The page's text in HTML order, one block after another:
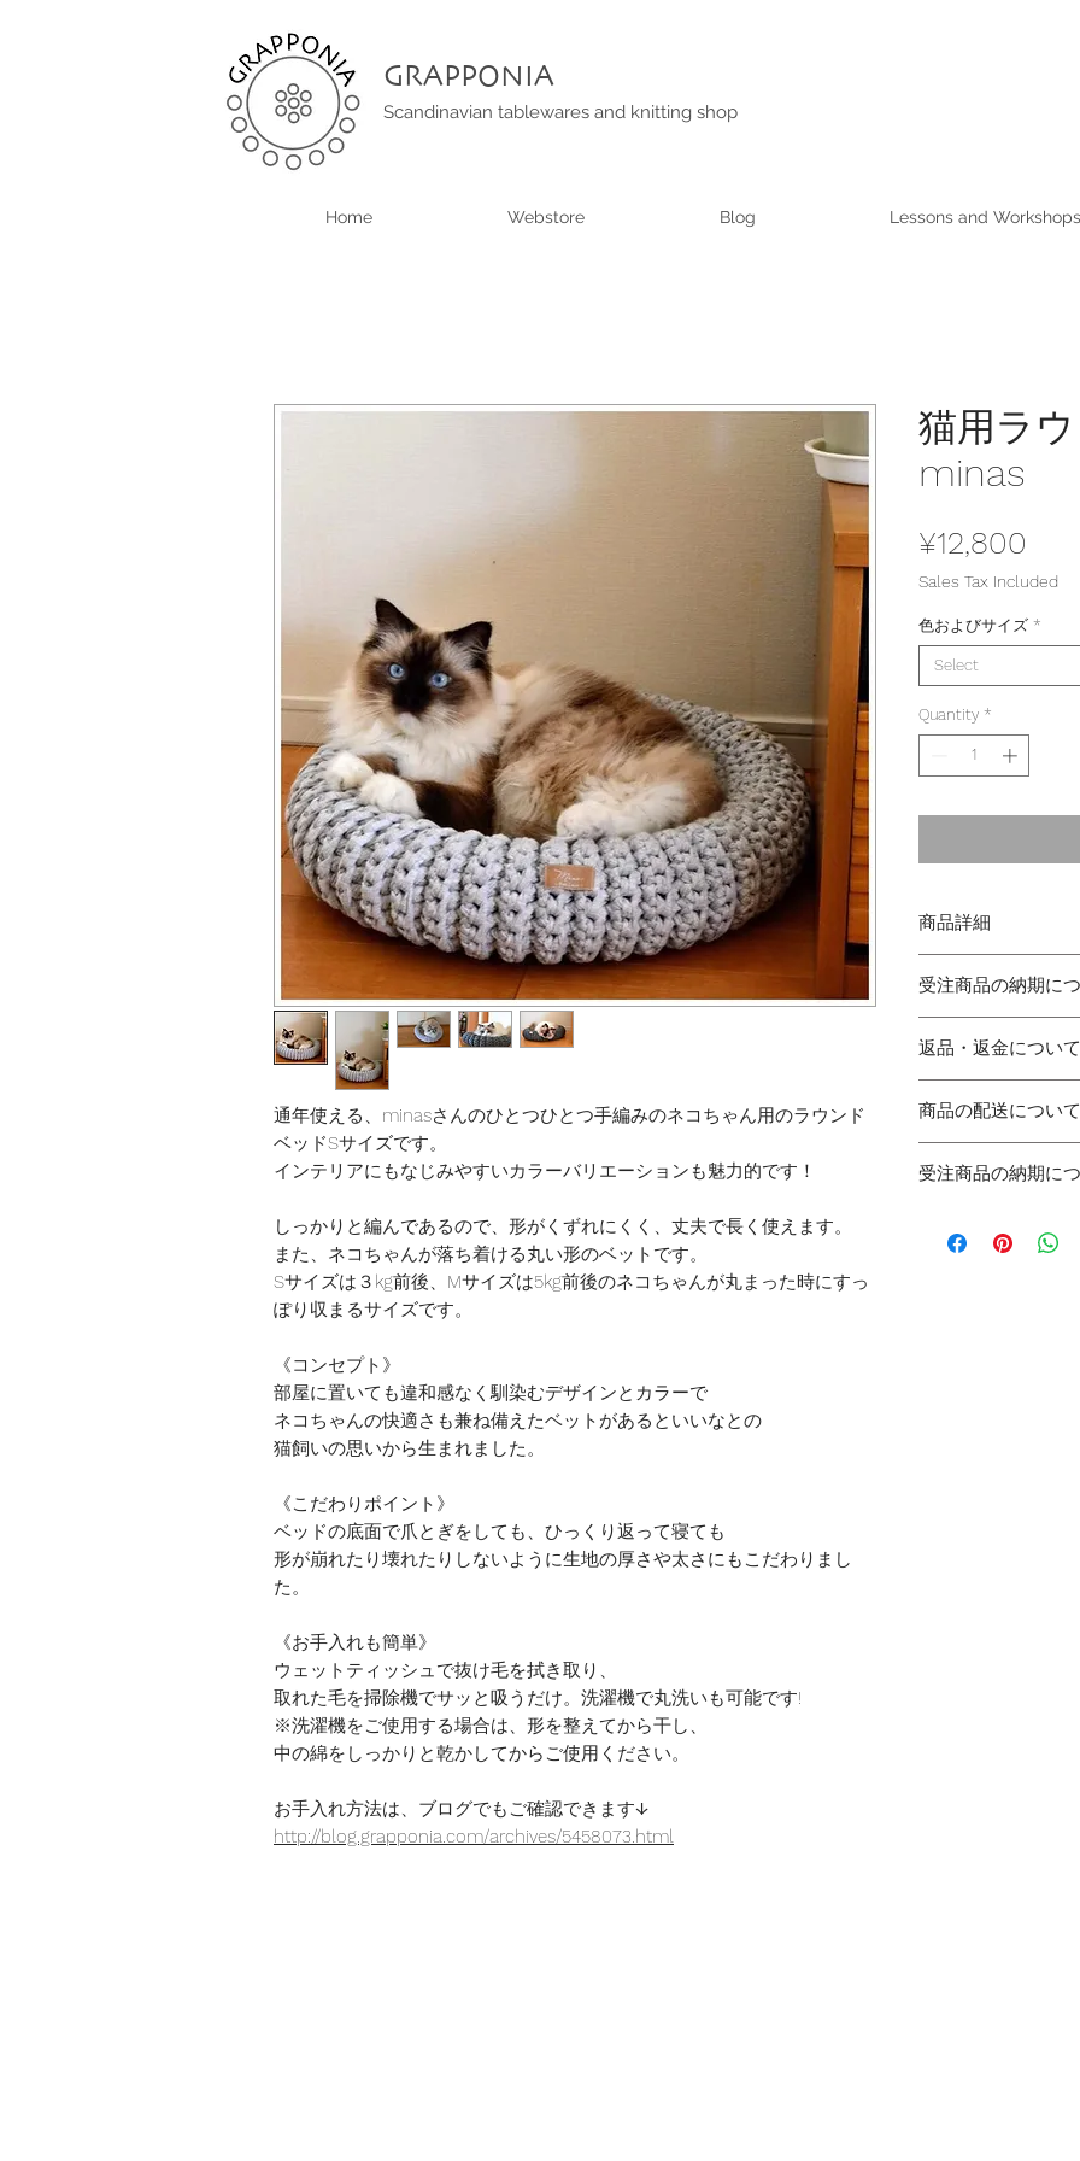
GRAPPONIA
Scandinavian tablewares and knitting shop
Home Webstore Blog Lessons and Workshops
通年使える、minasさんのひとつひとつ手編みのネコちゃん用のラウンド
ベッドSサイズです。
インテリアにもなじみやすいカラーバリエーションも魅力的です！
しっかりと編んであるので、形がくずれにくく、丈夫で長く使えます。
また、ネコちゃんが落ち着ける丸い形のベットです。
Sサイズは３kg前後、Mサイズは5kg前後のネコちゃんが丸まった時にすっ
ぽり収まるサイズです。
《コンセプト》
部屋に置いても違和感なく馴染むデザインとカラーで
ネコちゃんの快適さも兼ね備えたベットがあるといいなとの
猫飼いの思いから生まれました。
《こだわりポイント》
ベッドの底面で爪とぎをしても、ひっくり返って寝ても
形が崩れたり壊れたりしないように生地の厚さや太さにもこだわりまし
た。
《お手入れも簡単》
ウェットティッシュで抜け毛を拭き取り、
取れた毛を掃除機でサッと吸うだけ。洗濯機で丸洗いも可能です!
※洗濯機をご使用する場合は、形を整えてから干し、
中の綿をしっかりと乾かしてからご使用ください。
お手入れ方法は、ブログでもご確認できます↓
http://blog.grapponia.com/archives/5458073.html
猫用ラ
minas
¥12,800
Sales Tax Included
色およびサイズ *
Select
Quantity *
商品詳細
Sサイズ：内寸(直
外寸(約40cm
Mサイズ：内寸(直
素材：糸/コットン
受注商品の納期に
ご注文から商品の
通常商品を同時に
同梱をご希望され
願いします。
返品・返金について
び返金には応じかね
商品の配送について
地域によって送料
15,000円以上のご
受注商品の納期に
ご注文から商品の